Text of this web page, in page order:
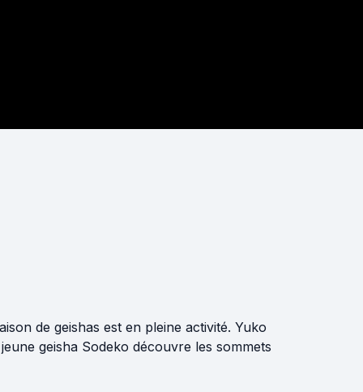
de geishas est en pleine activité. Yuko
geisha Sodeko découvre les sommets